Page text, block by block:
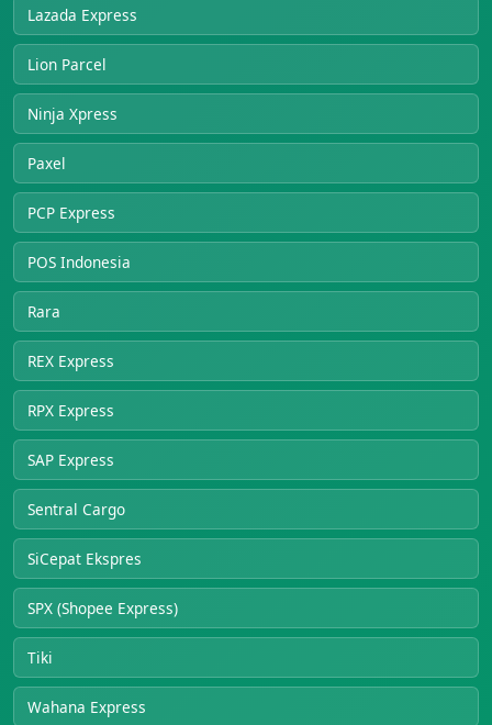
Lazada Express
Lion Parcel
Ninja Xpress
Paxel
PCP Express
POS Indonesia
Rara
REX Express
RPX Express
SAP Express
Sentral Cargo
SiCepat Ekspres
SPX (Shopee Express)
Tiki
Wahana Express